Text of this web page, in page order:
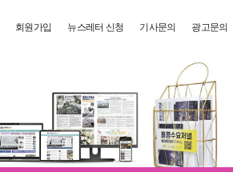
회원가입 뉴스레터 신청 기사문의 광고문의